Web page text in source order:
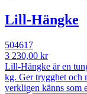
Lill-Hängke
504617
3 230,00 kr
Lill-Hängke är en
kg. Ger trygghet och
verkligen känns som